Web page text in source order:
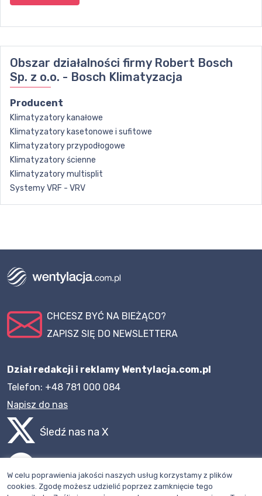
Obszar działalności firmy Robert Bosch
Sp. z o.o. - Bosch Klimatyzacja
Producent
Klimatyzatory kanałowe
Klimatyzatory kasetonowe i sufitowe
Klimatyzatory przypodłogowe
Klimatyzatory ścienne
Klimatyzatory multisplit
Systemy VRF - VRV
CHCESZ BYĆ NA BIEŻĄCO?
ZAPISZ SIĘ DO NEWSLETTERA
Dział redakcji i reklamy Wentylacja.com.pl
Telefon: +48 781 000 084
Napisz do nas
Śledź nas na X
W celu poprawienia jakości naszych usług korzystamy z plików
cookies. Zgodę możesz udzielić poprzez zamknięcie tego